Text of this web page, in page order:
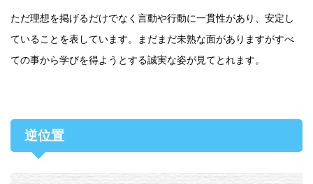
ただ理想を掲げるだけでなく言動や行動に一貫性があり、安定し
ていることを表しています。まだまだ未熟な面がありますがすべ
ての事から学びを得ようとする誠実な姿が見てとれます。
逆位置